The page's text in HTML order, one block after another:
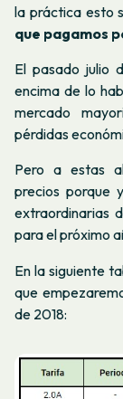
la práctica esto
que pagamos
El pasado julio
encima de lo
mercado
pérdidas
Pero a estas
precios porque
extraordinarias
para el próximo
En la siguiente
que
de 2018: